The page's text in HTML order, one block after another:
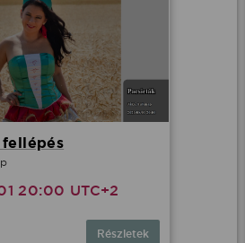
fellépés
20:00 UTC+2
Részletek